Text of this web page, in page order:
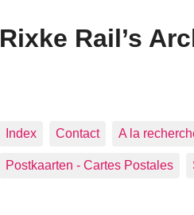
Rixke Rail’s
Index Contact A la
Postkaarten - Cartes Postales